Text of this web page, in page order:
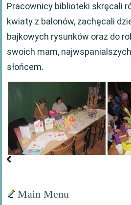
Pracownicy biblioteki skręcali
kwiaty z balonów, zachęcali
bajkowych rysunków oraz do
swoich mam,
słońcem.
Main Menu